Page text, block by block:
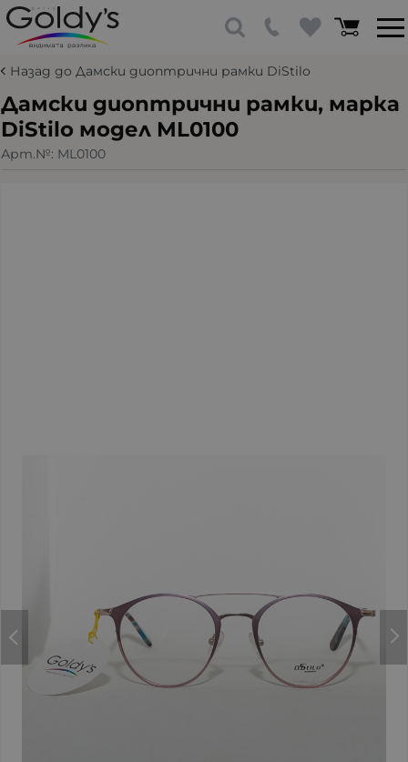
Назад до Дамски диоптрични рамки DiStilo
Дамски диоптрични рамки, марка
DiStilo модел ML0100
Арт.№: ML0100